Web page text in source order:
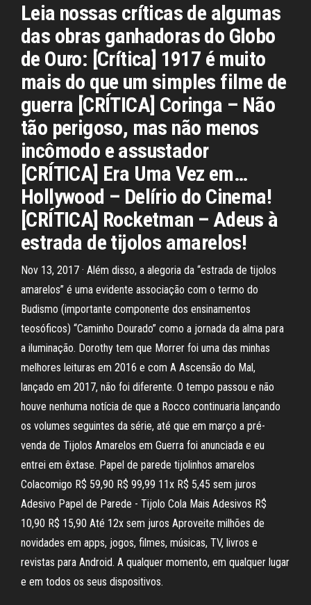
Leia nossas críticas de algumas
das obras ganhadoras do Globo
de Ouro: [Crítica] 1917 é muito
mais do que um simples filme de
guerra [CRÍTICA] Coringa – Não
tão perigoso, mas não menos
incômodo e assustador
[CRÍTICA] Era Uma Vez em…
Hollywood – Delírio do Cinema!
[CRÍTICA] Rocketman – Adeus à
estrada de tijolos amarelos!
Nov 13, 2017 · Além disso, a alegoria da “estrada de tijolos
amarelos” é uma evidente associação com o termo do
Budismo (importante componente dos ensinamentos
teosóficos) “Caminho Dourado” como a jornada da alma para
a iluminação. Dorothy tem que Morrer foi uma das minhas
melhores leituras em 2016 e com A Ascensão do Mal,
lançado em 2017, não foi diferente. O tempo passou e não
houve nenhuma notícia de que a Rocco continuaria lançando
os volumes seguintes da série, até que em março a pré-
venda de Tijolos Amarelos em Guerra foi anunciada e eu
entrei em êxtase. Papel de parede tijolinhos amarelos
Colacomigo R$ 59,90 R$ 99,99 11x R$ 5,45 sem juros
Adesivo Papel de Parede - Tijolo Cola Mais Adesivos R$
10,90 R$ 15,90 Até 12x sem juros Aproveite milhões de
novidades em apps, jogos, filmes, músicas, TV, livros e
revistas para Android. A qualquer momento, em qualquer lugar
e em todos os seus dispositivos.